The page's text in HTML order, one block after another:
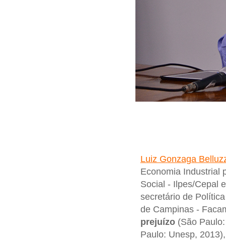
Luiz Gonzaga
Economia Industrial
Social - Ilpes/Cepal
secretário de
de Campinas -
prejuízo(São Paulo:
Paulo: Unesp, 2013),